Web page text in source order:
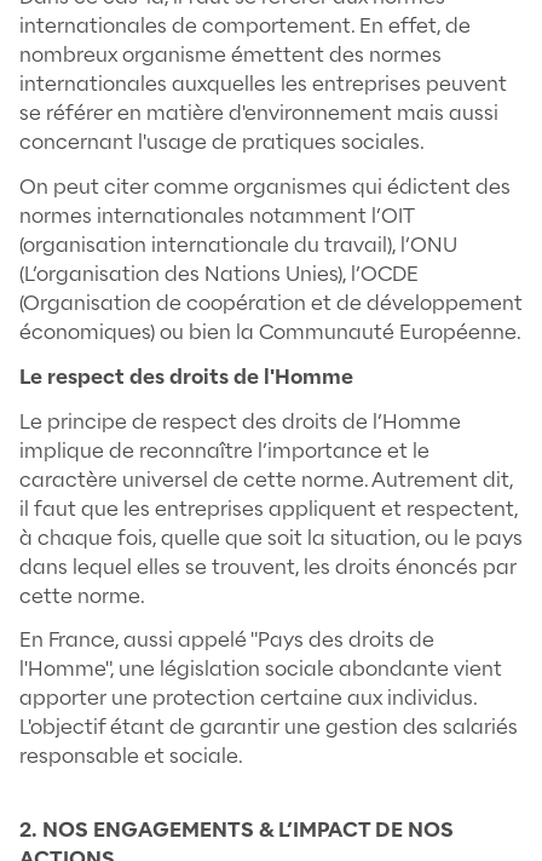
décisionnel concernant notamment la
œuvre de la stratégie RSE.
Le respect du principe de légalité
Le respect du principe de légalité signifie
l’entreprise doit comprendre que rien ni
n’est au-dessus de la loi et qu’il faut de
observer une conformité totale aux lois
France. Ainsi, l'entreprise doit veiller à ce
activité, ses produits, ses salariés et ses
soit en adéquation avec les lois édictées
Indirectement cela implique que
faire la démarche d’être en veille
les nouvelles législations et se mettre en
conformité le moment venu.
Le respect des normes internationales de
comportement
Le respect des normes internationales de
comportement intervient lorsqu’il y a un
juridique, autrement dit, lorsque la loi